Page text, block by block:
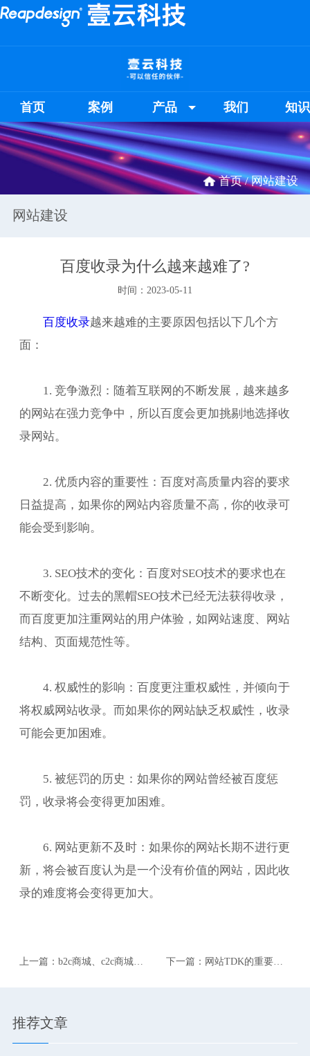
首页 案例 产品 我们 知
首页 /网站建设
网站建设
百度收录为什么越来越难了?
时间：2023-05-11
百度收录越来越难的主要原因包括以下几个方
面：
1. 竞争激烈：随着互联网的不断发展，越来越多
的网站在强力竞争中，所以百度会更加挑剔地选择收
录网站。
2. 优质内容的重要性：百度对高质量内容的要求
日益提高，如果你的网站内容质量不高，你的收录可
能会受到影响。
3. SEO技术的变化：百度对SEO技术的要求也在
不断变化。过去的黑帽SEO技术已经无法获得收录，
而百度更加注重网站的用户体验，如网站速度、网站
结构、页面规范性等。
4. 权威性的影响：百度更注重权威性，并倾向于
将权威网站收录。而如果你的网站缺乏权威性，收录
可能会更加困难。
5. 被惩罚的历史：如果你的网站曾经被百度惩
罚，收录将会变得更加困难。
6. 网站更新不及时：如果你的网站长期不进行更
新，将会被百度认为是一个没有价值的网站，因此收
录的难度将会变得更加大。
上一篇：b2c商城、c2c商城有
下一篇：网站TDK的重要
推荐文章